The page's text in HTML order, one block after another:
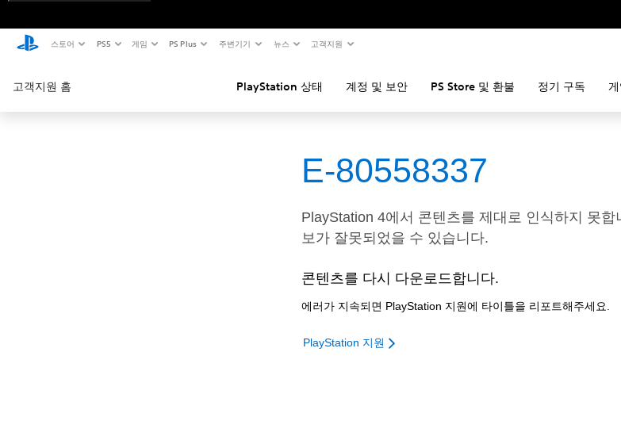
스토어 PS5 게임 PS Plus 주변기기 뉴스 고객지원
고객지원 홈 PlayStation 상태 계정 및 보안 PS Store 및 환불 정기 구독
E-80558337
PlayStation 4에서 콘텐츠를 제대로 인식하지 못합
보가 잘못되었을 수 있습니다.
콘텐츠를 다시 다운로드합니다.
에러가 지속되면 PlayStation 지원에 타이틀을 리포트해주세요.
PlayStation 지원